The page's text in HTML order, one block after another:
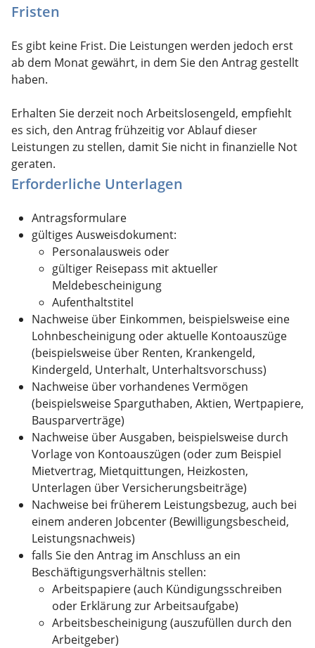
Fristen
Es gibt keine Frist. Die Leistungen werden jedoch erst
ab dem Monat gewährt, in dem Sie den Antrag gestellt
haben.
Erhalten Sie derzeit noch Arbeitslosengeld, empfiehlt
es sich, den Antrag frühzeitig vor Ablauf dieser
Leistungen zu stellen, damit Sie nicht in finanzielle Not
geraten.
Erforderliche Unterlagen
Antragsformulare
gültiges Ausweisdokument:
Personalausweis oder
gültiger Reisepass mit aktueller
Meldebescheinigung
Aufenthaltstitel
Nachweise über Einkommen, beispielsweise eine
Lohnbescheinigung oder aktuelle Kontoauszüge
(beispielsweise über Renten, Krankengeld,
Kindergeld, Unterhalt, Unterhaltsvorschuss)
Nachweise über vorhandenes Vermögen
(beispielsweise Sparguthaben, Aktien, Wertpapiere,
Bausparverträge)
Nachweise über Ausgaben, beispielsweise durch
Vorlage von Kontoauszügen (oder zum Beispiel
Mietvertrag, Mietquittungen, Heizkosten,
Unterlagen über Versicherungsbeiträge)
Nachweise bei früherem Leistungsbezug, auch bei
einem anderen Jobcenter (Bewilligungsbescheid,
Leistungsnachweis)
falls Sie den Antrag im Anschluss an ein
Beschäftigungsverhältnis stellen:
Arbeitspapiere (auch Kündigungsschreiben
oder Erklärung zur Arbeitsaufgabe)
Arbeitsbescheinigung (auszufüllen durch den
Arbeitgeber)